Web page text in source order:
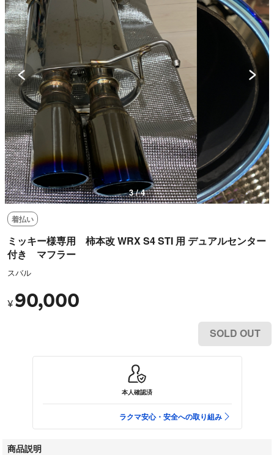
3 / 4
着払い
ミッキー様専用 柿本改 WRX S4 STI 用 デュアルセンター
付き マフラー
スバル
¥ 90,000
SOLD OUT
本人確認済
ラクマ安心・安全への取り組み
商品説明